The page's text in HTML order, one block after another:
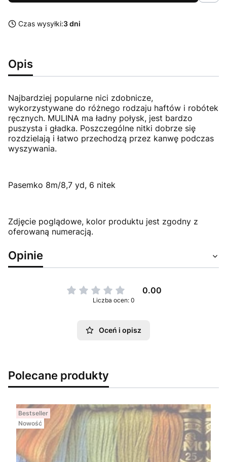
Czas wysyłki:3 dni
Opis
Najbardziej popularne nici zdobnicze,
wykorzystywane do różnego rodzaju haftów i robótek
ręcznych. MULINA ma ładny połysk, jest bardzo
puszysta i gładka. Poszczególne nitki dobrze się
rozdzielają i łatwo przechodzą przez kanwę podczas
wyszywania.
Pasemko 8m/8,7 yd, 6 nitek
Zdjęcie poglądowe, kolor produktu jest zgodny z
oferowaną numeracją.
Opinie
0.00
Liczba ocen: 0
Oceń i opisz
Polecane produkty
Bestseller
Nowość